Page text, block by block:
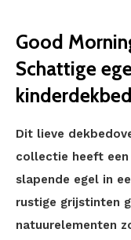
Good
Schattige
Dit lieve
collectie heeft
slapende egel in
rustige grijstinten
natuurelementen